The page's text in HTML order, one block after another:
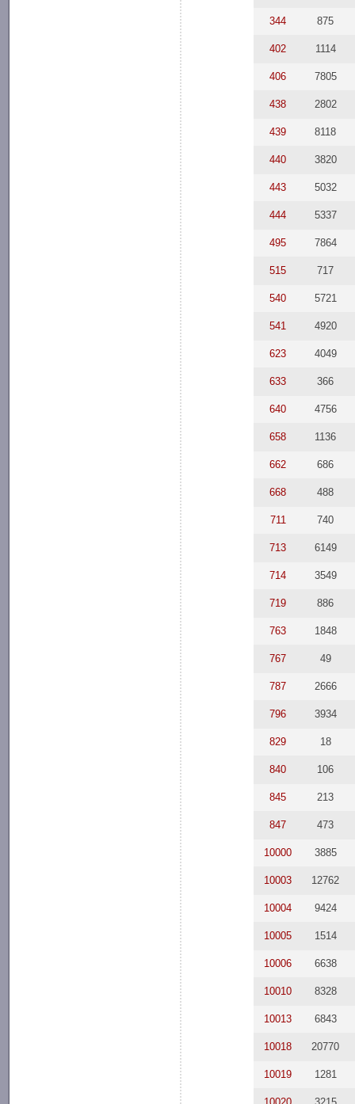
344 875
402 1114
406 7805
438 2802
439 8118
440 3820
443 5032
444 5337
495 7864
515 717
540 5721
541 4920
623 4049
633 366
640 4756
658 1136
662 686
668 488
711 740
713 6149
714 3549
719 886
763 1848
767 49
787 2666
796 3934
829 18
840 106
845 213
847 473
10000 3885
10003 12762
10004 9424
10005 1514
10006 6638
10010 8328
10013 6843
10018 20770
10019 1281